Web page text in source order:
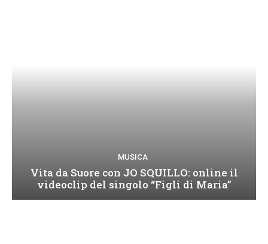
MUSICA
Vita da Suore con JO SQUILLO: online il
videoclip del singolo “Figli di Maria”